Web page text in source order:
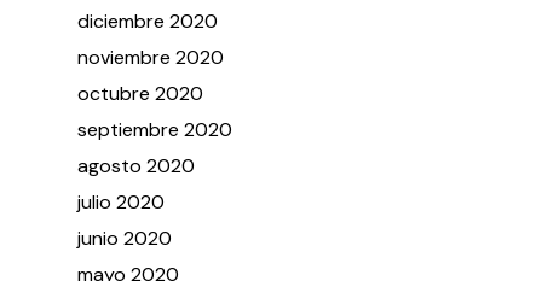
diciembre2020
noviembre2020
octubre2020
septiembre2020
agosto2020
julio2020
junio2020
mayo2020